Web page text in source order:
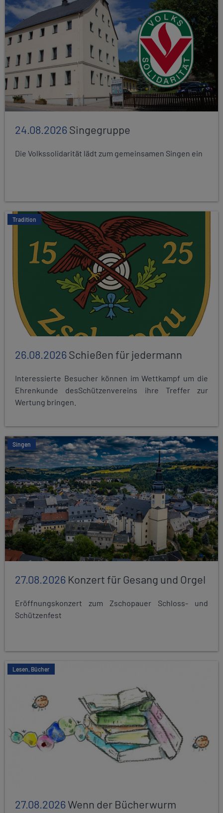
24.08.2026Singegruppe
Die Volkssolidarität lädt zum gemeinsamen Singen ein
Tradition
26.08.2026Schießen für jedermann
Interessierte Besucher können im Wettkampf um die
Ehrenkunde desSchützenvereins ihre Treffer zur
Wertung bringen.
Singen
27.08.2026 Konzert für Gesang und Orgel
Eröffnungskonzert zum Zschopauer Schloss- und
Schützenfest
Lesen, Bücher
27.08.2026Wenn der Bücherwurm